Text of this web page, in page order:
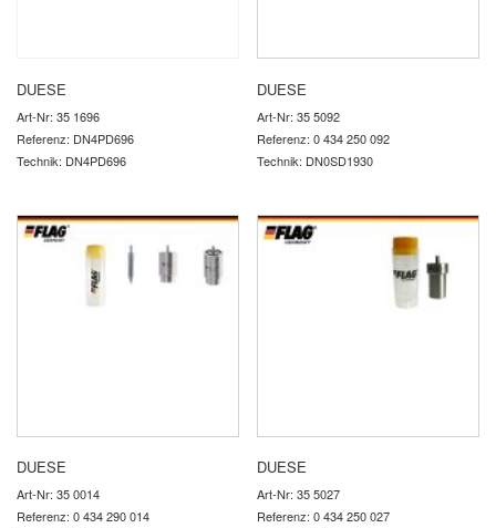
DUESE
Art-Nr: 35 1696
Referenz: DN4PD696
Technik: DN4PD696
DUESE
Art-Nr: 35 5092
Referenz: 0 434 250 092
Technik: DN0SD1930
DUESE
Art-Nr: 35 0014
Referenz: 0 434 290 014
DUESE
Art-Nr: 35 5027
Referenz: 0 434 250 027